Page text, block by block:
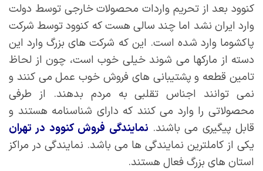
کنوود بعد از تحریم واردات محصولات خارجی توسط دولت
وارد ایران نشد اما چند سالی هست که کنوود توسط شرکت
پاکشوما وارد شده است. این که شرکت های بزرگ وارد این
دسته از مارکها می شوند خیلی خوب است، چون از لحاظ
تامین قطعه و پشتیبانی های فروش خوب عمل می کنند و
نمی توانند اجناس تقلبی به مردم بدهند. از طرفی
محصولاتی را وارد می کنند که دارای شناسنامه هستند و
قابل پیگیری می باشند. نمایندگی فروش کنوود در تهران
یکی از کاملترین نمایندگی ها می باشد. نمایندگی در مراکز
استان های بزرگ فعال هستند.